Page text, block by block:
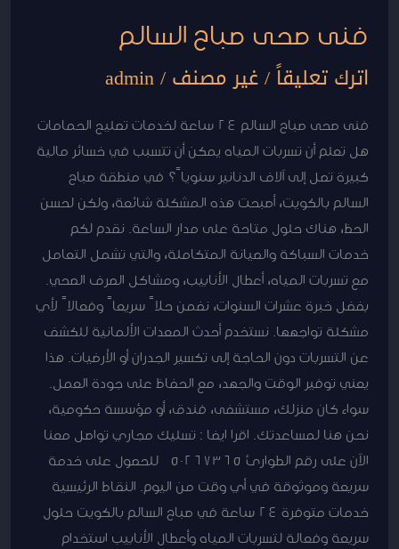
فنى صحى صباح السالم
اترك تعليقاً/غير مصنف/
admin
فنى صحى صباح السالم 24 ساعة لخدمات تصليح الحمامات
هل تعلم أن تسربات المياه يمكن أن تتسبب في خسائر مالية
كبيرة تصل إلى آلاف الدنانير سنوياً؟ في منطقة صباح
السالم بالكويت، أصبحت هذه المشكلة شائعة، ولكن لحسن
الحظ، هناك حلول متاحة على مدار الساعة. نقدم لكم
خدمات السباكة والصيانة المتكاملة، والتي تشمل التعامل
مع تسربات المياه، أعطال الأنابيب، ومشاكل الصرف الصحي.
بفضل خبرة عشرات السنوات، نضمن حلاً سريعاً وفعالاً لأي
مشكلة تواجهها. نستخدم أحدث المعدات الألمانية للكشف
عن التسربات دون الحاجة إلى تكسير الجدران أو الأرضيات. هذا
يعني توفير الوقت والجهد، مع الحفاظ على جودة العمل.
سواء كان منزلك، مستشفى، فندق، أو مؤسسة حكومية،
نحن هنا لمساعدتك. اقرا ايضا : تسليك مجاري تواصل معنا
الآن على رقم الطوارئ 50267365 للحصول على خدمة
سريعة وموثوقة في أي وقت من اليوم. النقاط الرئيسية
خدمات متوفرة 24 ساعة في صباح السالم بالكويت حلول
سريعة وفعالة لتسربات المياه وأعطال الأنابيب استخدام